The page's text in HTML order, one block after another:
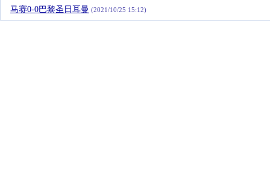
马赛0-0巴黎圣日耳曼 (2021/10/25 15:12)